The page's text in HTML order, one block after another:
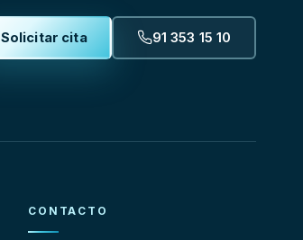
Solicitar cita 91 353 15 10
CONTACTO